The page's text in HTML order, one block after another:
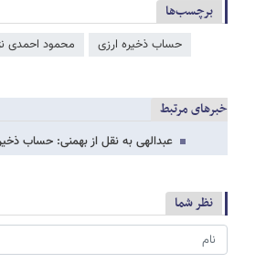
برچسب‌ها
حساب ذخیره ارزی محمود احمدی
خبرهای مرتبط
عبدالهی به نقل از بهمنی: حساب
نظر شما